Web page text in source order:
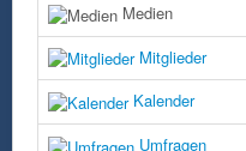
Medien
Mitglieder
Kalender
Umfragen